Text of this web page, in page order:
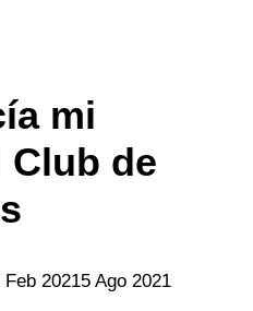
mi
Club de
Feb 20215 Ago 2021